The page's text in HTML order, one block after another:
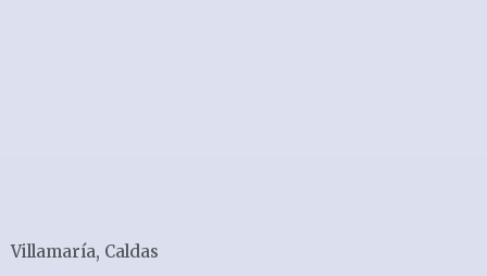
Villamaría, Caldas